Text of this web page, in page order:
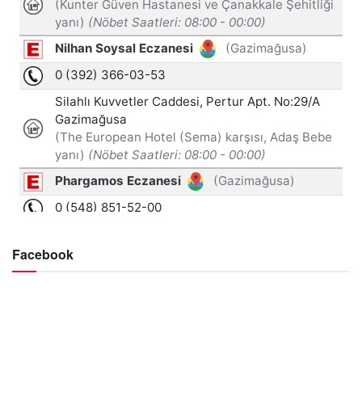
Facebook